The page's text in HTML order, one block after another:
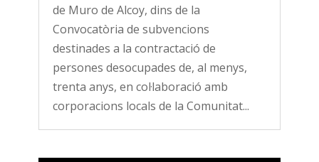
de Muro de Alcoy, dins de la
Convocatòria de subvencions
destinades a la contractació de
persones desocupades de, al menys,
trenta anys, en col·laboració amb
corporacions locals de la Comunitat...